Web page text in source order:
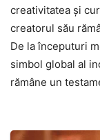
creativitatea și
creatorul său
De la începuturi
simbol global al
rămâne un